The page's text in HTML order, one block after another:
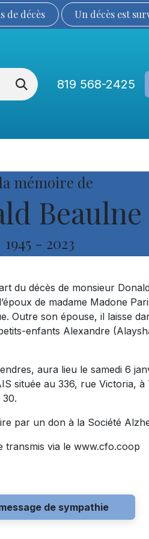
de décès Un décès est
819 568-2425
mémoire de
Beaulne
1945 - 2023
du décès de monsieur
de madame Madone
Outre son épouse, il laisse
enfants Alexandre
aura lieu le samedi 6
située au 336, rue Victoria,
par un don à la Société
transmis via le www.cfo.coop
de sympathie